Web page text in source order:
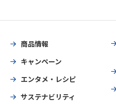
商品情報
キャンペーン
エンタメ・レシピ
サステナビリティ